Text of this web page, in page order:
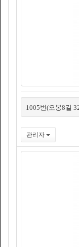
1005번(오봉8길
관리자